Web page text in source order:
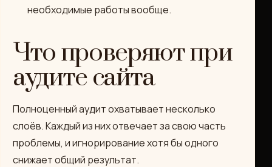
необходимые работы вообще.
Что проверяют при
аудите сайта
Полноценный аудит охватывает несколько
слоёв. Каждый из них отвечает за свою часть
проблемы, и игнорирование хотя бы одного
снижает общий результат.